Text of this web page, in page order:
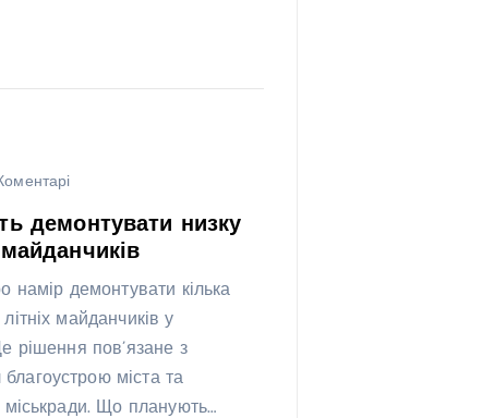
демонтувати низку
намір демонтувати кілька
майданчиків у
рішення пов’язане з
міста та
міськради. Що планують…